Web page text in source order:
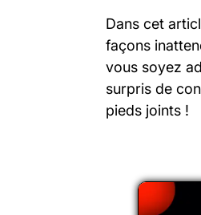
Dans cet
façons
vous soyez
surpris de
pieds joints !